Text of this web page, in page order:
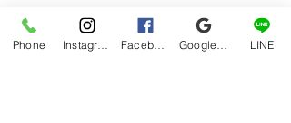
グルメ
Phone LINE